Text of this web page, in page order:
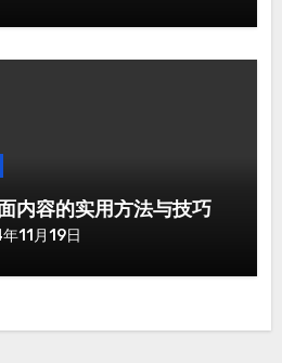
内容的实用方法与技巧
11月19日